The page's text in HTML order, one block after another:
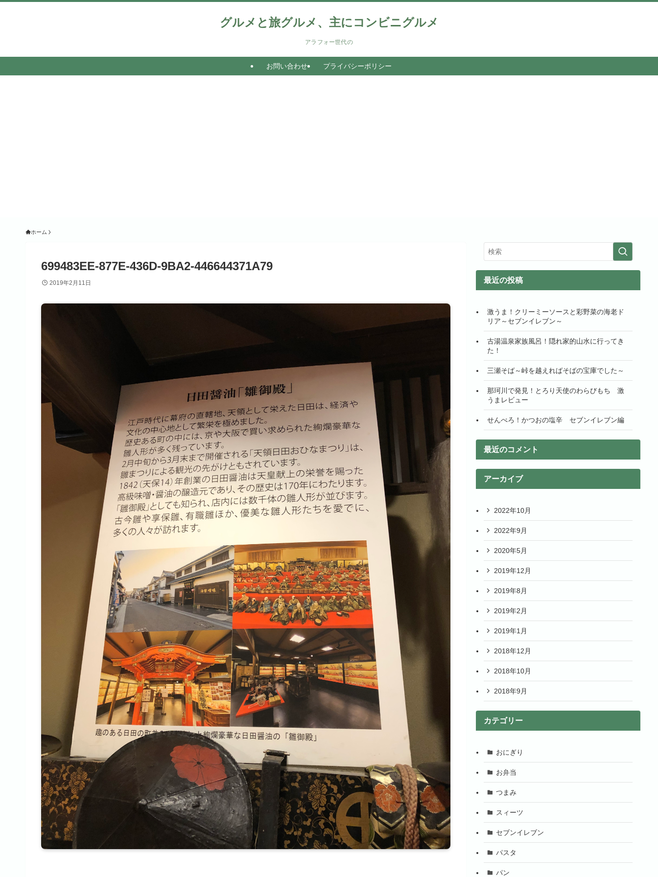
グルメと旅グルメ、主にコンビニグルメ
アラフォー世代の
お問い合わせ プライバシーポリシー
ホーム
699483EE-877E-436D-9BA2-446644371A79
2019年2月11日 最近の投稿
激うま！クリーミーソースと彩野菜の海老ド
リア～セブンイレブン～
古湯温泉家族風呂！隠れ家的山水に行ってき
た！
三瀬そば～峠を越えればそばの宝庫でした～
那珂川で発見！とろり天使のわらびもち 激
うまレビュー
せんべろ！かつおの塩辛 セブンイレブン編
最近のコメント
アーカイブ
2022年10月
2022年9月
2020年5月
2019年12月
2019年8月
2019年2月
2019年1月
2018年12月
2018年10月
2018年9月
カテゴリー
おにぎり
お弁当
つまみ
スィーツ
セブンイレブン
パスタ
パン